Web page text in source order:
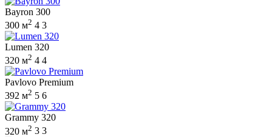
Bayron 300
300 м2 4 3
Lumen 320
320 м2 4 4
Pavlovo Premium
392 м2 5 6
Grammy 320
320 м2 3 3